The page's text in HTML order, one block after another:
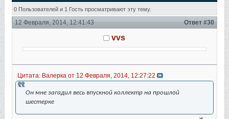
тюнингу 6 mps (Прочитано 73357 раз)
0 Пользователей и 1 Гость просматривают эту тему.
12 Февраля, 2014, 12:41:43 Ответ #30
vvs
Цитата: Валерка от 12 Февраля, 2014, 12:27:22
Он мне загадил весь впускной коллектр на прошлой
шестерке